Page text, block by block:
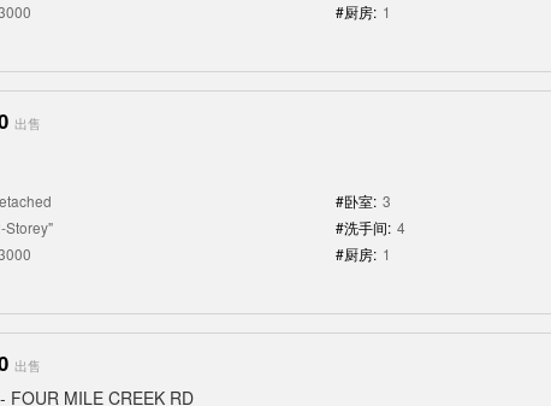
#厨房: 1
出售
Storey"
#卧室: 3
#洗手间: 4
#厨房: 1
出售
FOUR MILE CREEK RD